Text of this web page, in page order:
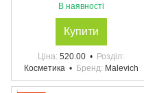
В наявності
Купити
Ціна 520.00
Розділ
Косметика
Бренд Malevich